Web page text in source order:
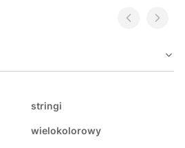
stringi
wielokolorowy